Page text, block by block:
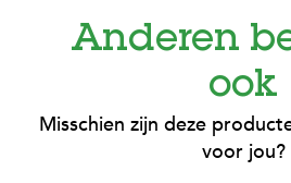
Anderen
ook
Misschien zijn deze
voor jou?